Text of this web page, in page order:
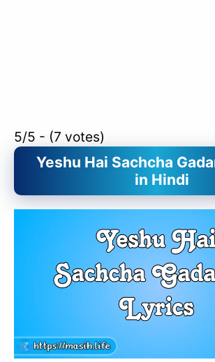
5/5 - (7 votes)
Yeshu Hai Sachcha
in Hindi